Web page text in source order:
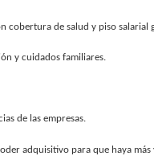
cobertura de salud y piso salarial
y cuidados familiares.
de las empresas.
adquisitivo para que haya